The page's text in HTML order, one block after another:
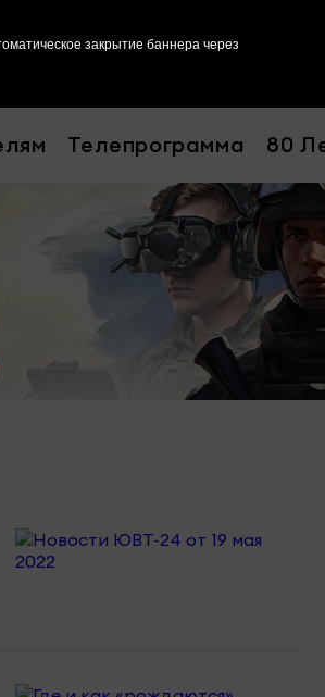
Телепрограмма 80
закрытие баннера через